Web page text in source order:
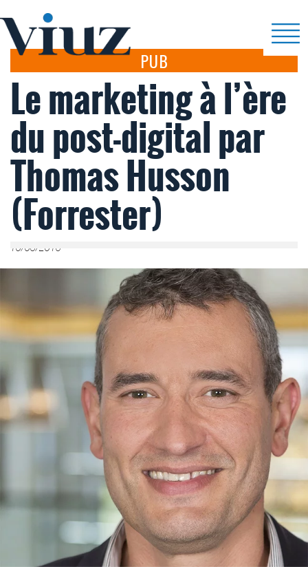
PUB
Le marketing à l’ère
du post-digital par
Thomas Husson
(Forrester)
10/06/2016